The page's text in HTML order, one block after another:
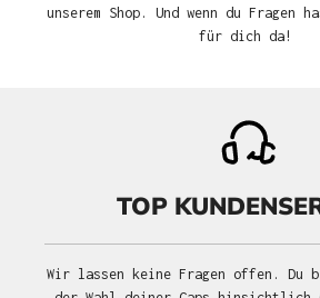
unserem Shop. Und wenn du Fragen
für dich da!
TOP
Wir lassen keine Fragen offen. Du